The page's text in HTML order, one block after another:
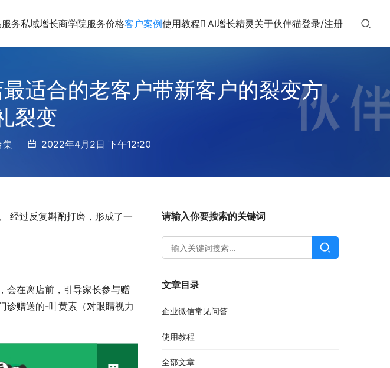
务私域增长商学院服务价格客户案例使用教程 AI增长精灵 关于伙伴猫登录/注册
适合的老客户带新客户的裂变方
裂变
集 2022年4月2日 下午12:20
经过反复斟酌打磨，形成了一
会在离店前，引导家长参与赠
诊赠送的-叶黄素（对眼睛视力
请输入你要搜索的关键词
文章目录
企业微信常见问答
使用教程
全部文章